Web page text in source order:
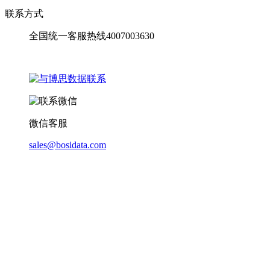
联系方式
全国统一客服热线4007003630
微信客服
sales@bosidata.com